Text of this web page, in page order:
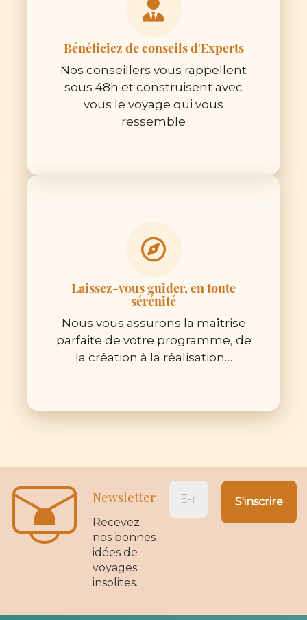
Bénéficiez de conseils d'Experts
Nos conseillers vous rappellent
sous 48h et construisent avec
vous le voyage qui vous
ressemble
Laissez-vous guider, en toute
sérénité
Nous vous assurons la maîtrise
parfaite de votre programme, de
la création à la réalisation…
Newsletter
Recevez
nos bonnes
idées de
voyages
insolites.